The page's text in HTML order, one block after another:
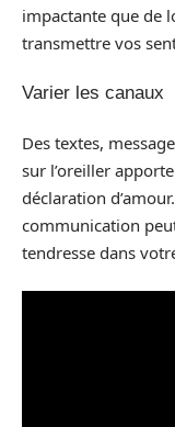
impactante que de
transmettre vos
Varier les canaux
Des textes,
sur l’oreiller
déclaration
communication
tendresse dans